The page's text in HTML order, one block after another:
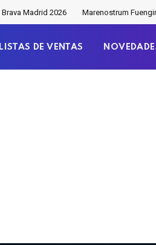
Brava Madrid 2026 Marenostrum
LISTAS DE VENTAS